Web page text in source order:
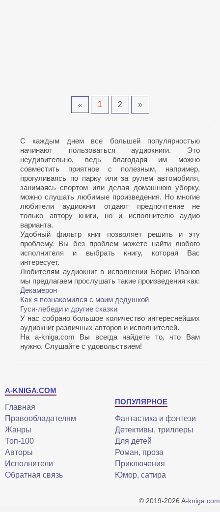
« 1 2 »
С каждым днем все большей популярностью
начинают пользоваться аудиокниги. Это
неудивительно, ведь благодаря им можно
совместить приятное с полезным, например,
прогуливаясь по парку или за рулем автомобиля,
занимаясь спортом или делая домашнюю уборку,
можно слушать любимые произведения. Но многие
любители аудиокниг отдают предпочтение не
только автору книги, но и исполнителю аудио
варианта.
Удобный фильтр книг позволяет решить и эту
проблему. Вы без проблем можете найти любого
исполнителя и выбрать книгу, которая Вас
интересует.
Любителям аудиокниг в исполнении Борис Иванов
мы предлагаем прослушать такие произведения как:
Декамерон
Как я познакомился с моим дедушкой
Гуси-лебеди и другие сказки
У нас собрано большое количество интереснейших
аудиокниг различных авторов и исполнителей.
На a-kniga.com Вы всегда найдете то, что Вам
нужно. Слушайте с удовольствием!
A-KNIGA.COM
Главная
Правообладателям
Жанры
Топ-100
Авторы
Исполнители
Обратная связь
ПОПУЛЯРНОЕ
Фантастика и фэнтези
Детективы, триллеры
Для детей
Роман, проза
Приключения
Юмор, сатира
© 2019-2026 A-kniga.com